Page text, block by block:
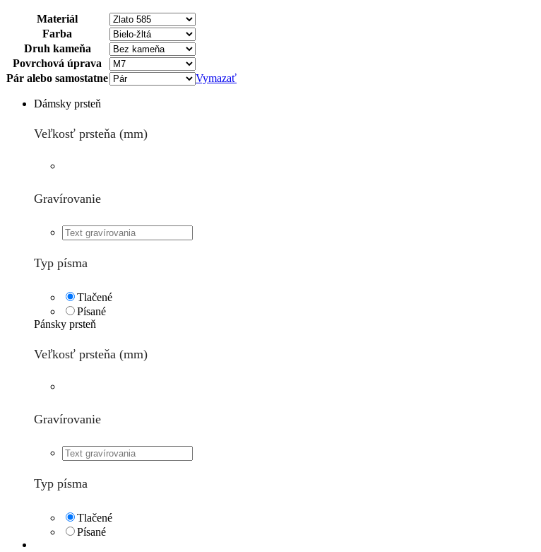
Materiál
Farba
Druh kameňa
Povrchová úprava
Pár alebo samostatne
Vymazať
Dámsky prsteň
Veľkosť prsteňa (mm)
Gravírovanie
Typ písma
Tlačené
Písané
Pánsky prsteň
Veľkosť prsteňa (mm)
Gravírovanie
Typ písma
Tlačené
Písané